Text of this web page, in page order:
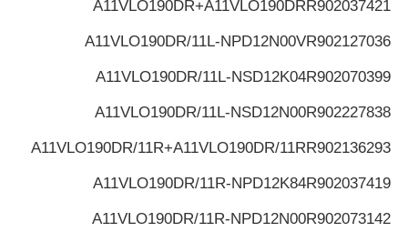
دریچه هیدرولیک YUKEN
پمپ هیدرولیک یوکن
R902037421
A11VLO190DR+A11VLO190DR
R902127036
A11VLO190DR/11L-NPD12N00V
R902070399
A11VLO190DR/11L-NSD12K04
R902227838
A11VLO190DR/11L-NSD12N00
R902136293
A11VLO190DR/11R+A11VLO190DR/11R
R902037419
A11VLO190DR/11R-NPD12K84
R902073142
A11VLO190DR/11R-NPD12N00